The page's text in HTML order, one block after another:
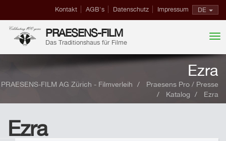
DE
Kontakt AGB's Datenschutz Impressum
PRAESENS-FILM
Das Traditionshaus für Filme
Ezra
PRAESENS-FILM AG Zürich - Filmverleih
Praesens Pro / Presse
Katalog
Ezra
Ezra